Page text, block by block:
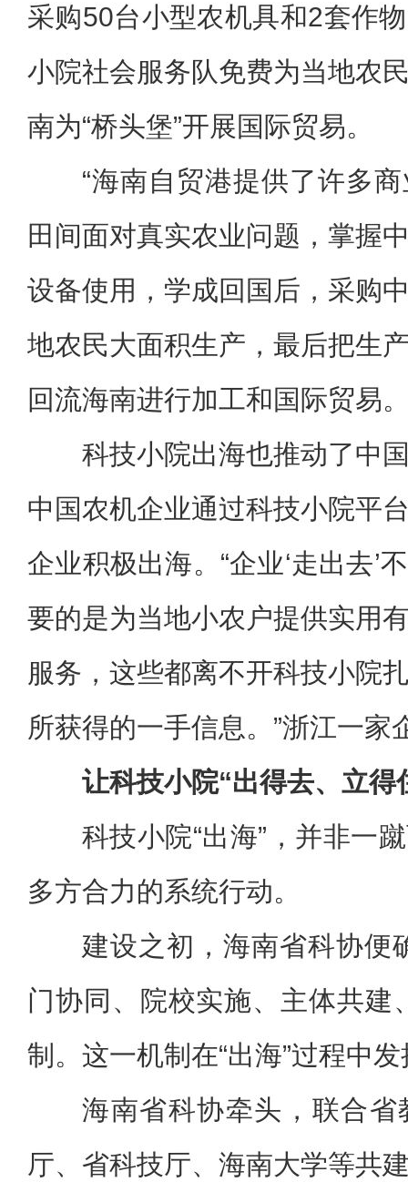
采购50台小型农机具和2套作
小院社会服务队免费为当地农
南为“桥头堡”开展国际贸易。
“海南自贸港提供了许多
田间面对真实农业问题，掌握
设备使用，学成回国后，采购
地农民大面积生产，最后把生
回流海南进行加工和国际贸易
科技小院出海也推动了中
中国农机企业通过科技小院平
企业积极出海。“企业‘走出去’
要的是为当地小农户提供实用
服务，这些都离不开科技小院
所获得的一手信息。”浙江一家
让科技小院“出得去、立得
科技小院“出海”，并非一
多方合力的系统行动。
建设之初，海南省科协便
门协同、院校实施、主体共建
制。这一机制在“出海”过程中
海南省科协牵头，联合
厅、省科技厅、海南大学等共